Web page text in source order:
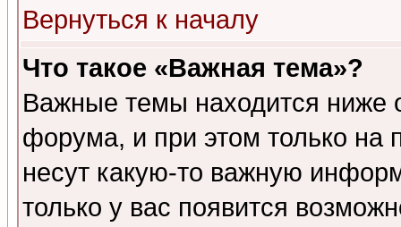
Вернуться к началу
Что такое «Важная тема»?
Важные темы находится ниже
форума, и при этом только на
несут какую-то важную
только у вас появится